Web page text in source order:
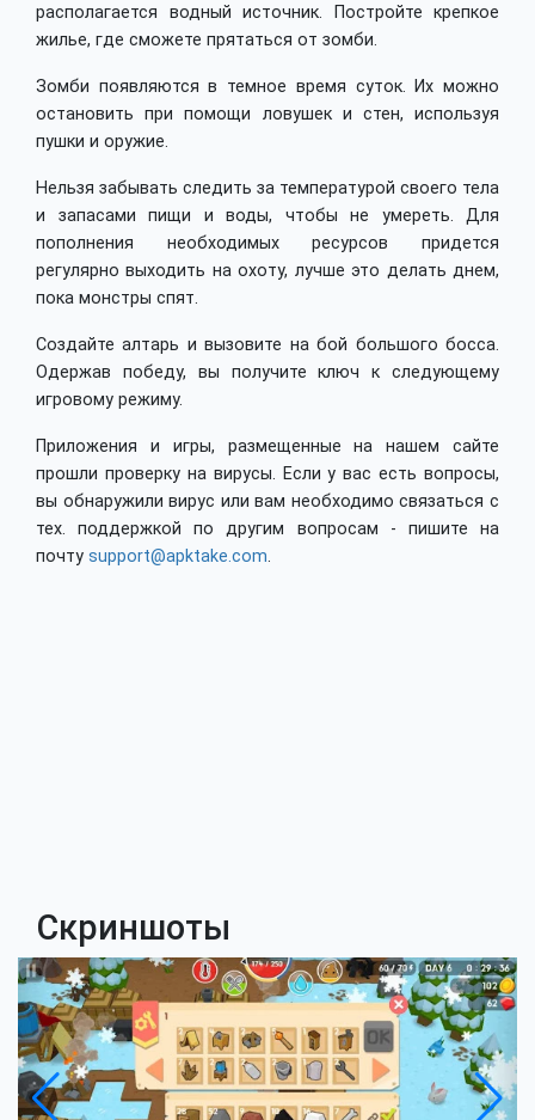
располагается водный источник. Постройте крепкое
жилье, где сможете прятаться от зомби.
Зомби появляются в темное время суток. Их можно
остановить при помощи ловушек и стен, используя
пушки и оружие.
Нельзя забывать следить за температурой своего тела
и запасами пищи и воды, чтобы не умереть. Для
пополнения необходимых ресурсов придется
регулярно выходить на охоту, лучше это делать днем,
пока монстры спят.
Создайте алтарь и вызовите на бой большого босса.
Одержав победу, вы получите ключ к следующему
игровому режиму.
Приложения и игры, размещенные на нашем сайте
прошли проверку на вирусы. Если у вас есть вопросы,
вы обнаружили вирус или вам необходимо связаться с
тех. поддержкой по другим вопросам - пишите на
почту support@apktake.com.
Скриншоты